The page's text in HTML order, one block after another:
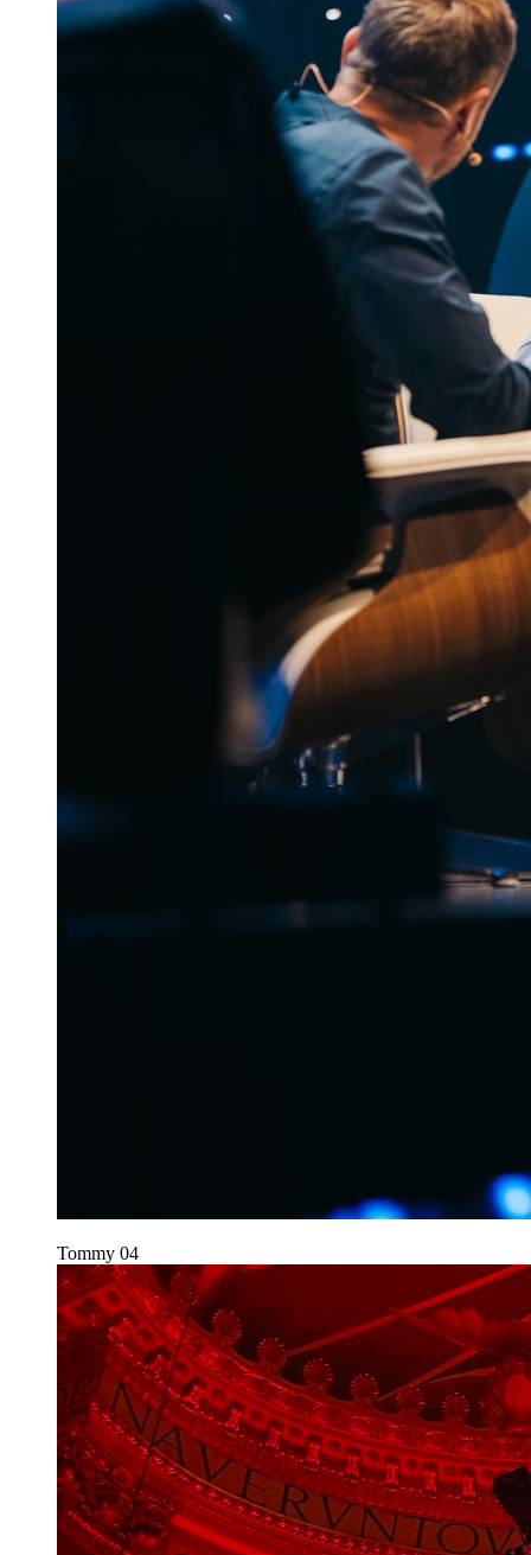
Tommy 04